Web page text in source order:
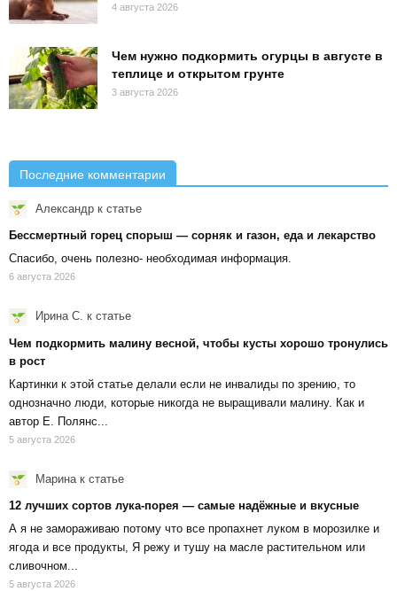
4 августа 2026
Чем нужно подкормить огурцы в августе в
теплице и открытом грунте
3 августа 2026
Последние комментарии
Александр к статье
Бессмертный горец спорыш — сорняк и газон, еда и лекарство
Спасибо, очень полезно- необходимая информация.
6 августа 2026
Ирина С. к статье
Чем подкормить малину весной, чтобы кусты хорошо тронулись
в рост
Картинки к этой статье делали если не инвалиды по зрению, то
однозначно люди, которые никогда не выращивали малину. Как и
автор Е. Полянс...
5 августа 2026
Марина к статье
12 лучших сортов лука-порея — самые надёжные и вкусные
А я не замораживаю потому что все пропахнет луком в морозилке и
ягода и все продукты, Я режу и тушу на масле растительном или
сливочном...
5 августа 2026